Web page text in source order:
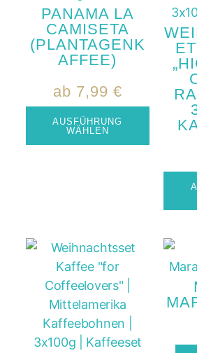
PANAMA LA
CAMISETA
(PLANTAGENK
AFFEE)
ab 7,99 €
AUSFÜHRUNG
WÄHLEN